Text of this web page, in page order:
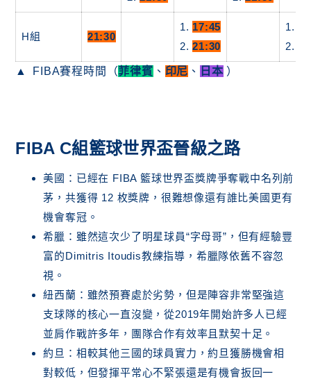
H組 21:30
1. 17:45
2.21:30
1.
2.
FIBA賽程時間（菲律賓 、 印尼 、 日本 ）
FIBA C組籃球世界盃晉級之路
美國：已經在 FIBA​​ 籃球世界盃獎牌爭奪戰中名列前
茅，共獲得 12 枚獎牌，很難想像還有誰比美國更有
機會奪冠。
希臘：雖然這次少了明星球員“字母哥”，但有經驗豐
富的Dimitris Itoudis教練指導，希臘隊依舊不容忽
視。
紐西蘭：雖然預賽處於劣勢，但是陣容非常堅強這
支球隊的核心一直沒變，從2019年開始許多人已經
並肩作戰許多年，團隊合作有效率且默契十足。
約旦：相較其他三國的球員實力，約旦獲勝機會相
對較低，但發揮平常心不緊張還是有機會扳回一